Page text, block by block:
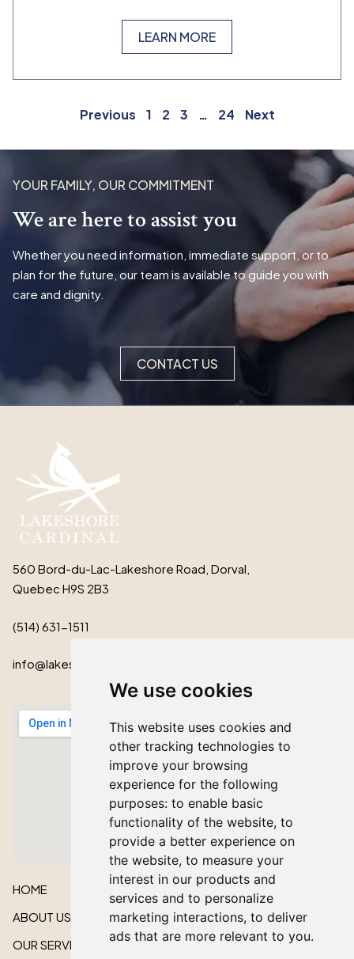
We use cookies
This website uses cookies and
other tracking technologies to
improve your browsing
experience for the following
purposes: to enable basic
functionality of the website, to
provide a better experience on
the website, to measure your
interest in our products and
services and to personalize
marketing interactions, to deliver
ads that are more relevant to you.
LEARN MORE
Previous 1 2 3 … 24 Next
YOUR FAMILY, OUR COMMITMENT
We are here to assist you
Whether you need information, immediate support, or to
plan for the future, our team is available to guide you with
care and dignity.
CONTACT US
560 Bord-du-Lac-Lakeshore Road, Dorval,
Quebec H9S 2B3
(514) 631-1511
info@lakeshorecardinal.ca
HOME
ABOUT US
OUR SERVICES